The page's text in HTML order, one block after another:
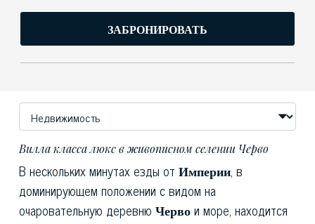
ЗАБРОНИРОВАТЬ
Вилла класса люкс в живописном селении Черво
В нескольких минутах езды от Империи, в
доминирующем положении с видом на
очаровательную деревню Червои море, находится